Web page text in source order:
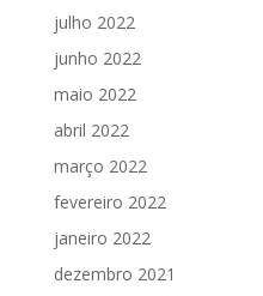
julho 2022
junho 2022
maio 2022
abril 2022
março 2022
fevereiro 2022
janeiro 2022
dezembro 2021